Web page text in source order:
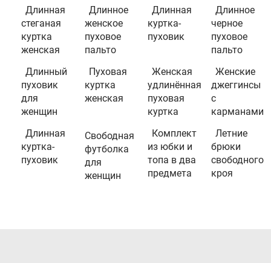
Длинная
стеганая
куртка
женская
Длинное
женское
пуховое
пальто
Длинная
куртка-
пуховик
Длинное
черное
пуховое
пальто
Длинный
пуховик
для
женщин
Пуховая
куртка
женская
Женская
удлинённая
пуховая
куртка
Женские
джеггинсы
с
карманами
Длинная
куртка-
пуховик
Свободная
футболка
для
женщин
Комплект
из юбки и
топа в два
предмета
Летние
брюки
свободного
кроя